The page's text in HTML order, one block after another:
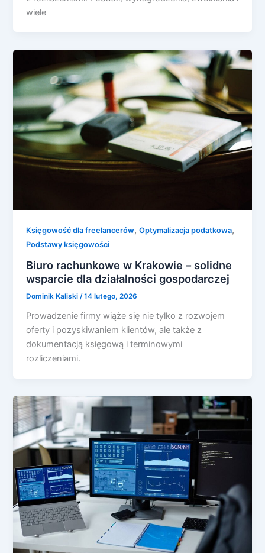
wiele
Księgowość dla freelancerów,Optymalizacja podatkowa,
Podstawy księgowości
Biuro rachunkowe w Krakowie – solidne
wsparcie dla działalności gospodarczej
Dominik Kaliski/14 lutego, 2026
Prowadzenie firmy wiąże się nie tylko z rozwojem
oferty i pozyskiwaniem klientów, ale także z
dokumentacją księgową i terminowymi
rozliczeniami.